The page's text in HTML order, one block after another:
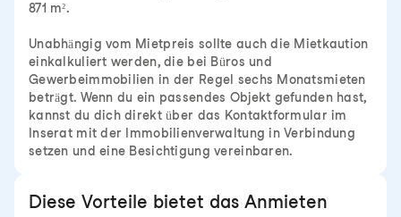
871 m².
Unabhängig vom Mietpreis sollte auch die Mietkaution
einkalkuliert werden, die bei Büros und
Gewerbeimmobilien in der Regel sechs Monatsmieten
beträgt. Wenn du ein passendes Objekt gefunden hast,
kannst du dich direkt über das Kontaktformular im
Inserat mit der Immobilienverwaltung in Verbindung
setzen und eine Besichtigung vereinbaren.
Diese Vorteile bietet das Anmieten